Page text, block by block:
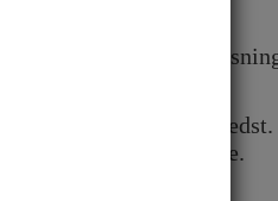
den som en komplet
brug på din bil.
der passer dig
adresse efter aftale.